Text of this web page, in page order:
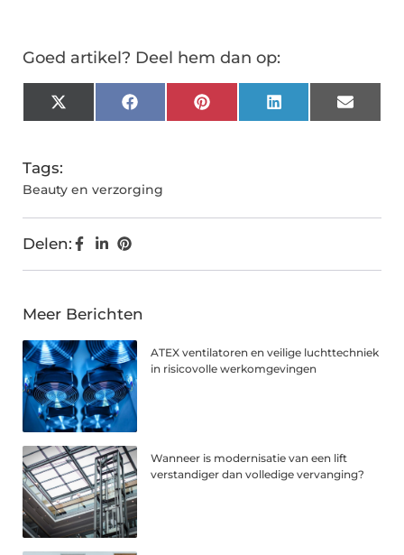
Goed artikel? Deel hem dan op:
X
(Twitter)
FacebookPinterestLinkedInEmail
Tags:
Beauty en verzorging
Delen:
Meer Berichten
ATEX ventilatoren en veilige luchttechniek
in risicovolle werkomgevingen
Wanneer is modernisatie van een lift
verstandiger dan volledige vervanging?